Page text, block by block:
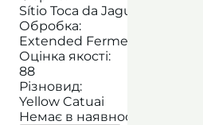
Sítio Toca da Jaguara
Обробка:
Extended Fermentation
Оцінка якості:
88
Різновид:
Yellow Catuai
Немає в наявності